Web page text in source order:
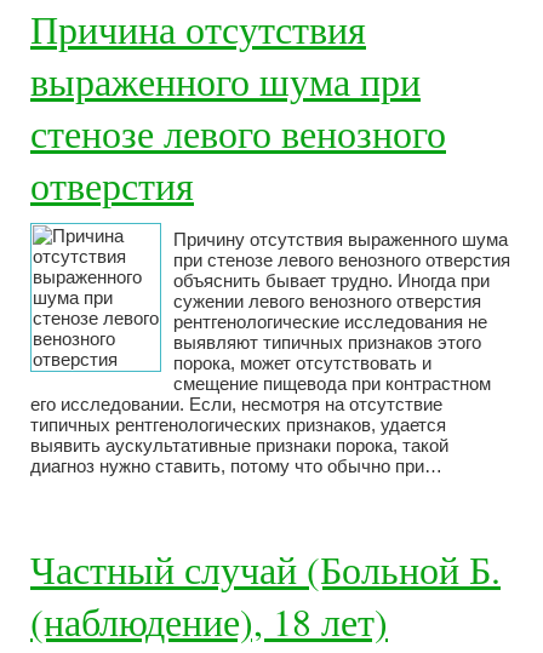
Причина отсутствия
выраженного шума при
стенозе левого венозного
отверстия
Причину отсутствия выраженного шума
при стенозе левого венозного отверстия
объяснить бывает трудно. Иногда при
сужении левого венозного отверстия
рентгенологические исследования не
выявляют типичных признаков этого
порока, может отсутствовать и
смещение пищевода при контрастном
его исследовании. Если, несмотря на отсутствие
типичных рентгенологических признаков, удается
выявить аускультативные признаки порока, такой
диагноз нужно ставить, потому что обычно при…
Частный случай (Больной Б.
(наблюдение), 18 лет)